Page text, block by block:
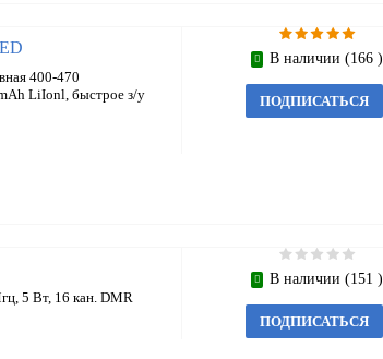
400-470
LiIonl, быстрое з/у
В наличии (166 )
ПОДПИСАТЬСЯ
5 Вт, 16 кан. DMR
В наличии (151 )
ПОДПИСАТЬСЯ